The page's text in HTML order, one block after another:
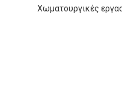
Χωματουργικές